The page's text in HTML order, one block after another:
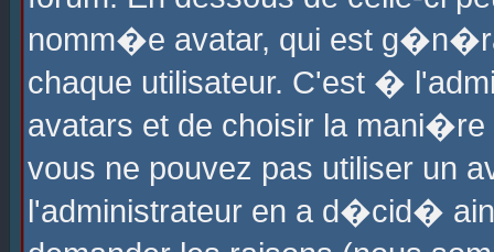
nomm�e avatar, qui est
chaque utilisateur. C'est �
avatars et de choisir la
vous ne pouvez pas utiliser un
l'administrateur en a d�cid�